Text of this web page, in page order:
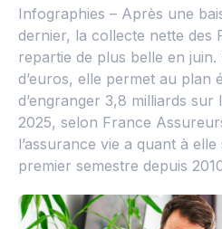
Infographies – Après une
dernier, la collecte nette des
repartie de plus belle en juin.
d’euros, elle permet au plan
d’engranger 3,8 milliards sur
2025, selon France
l’assurance vie a quant à
premier semestre depuis